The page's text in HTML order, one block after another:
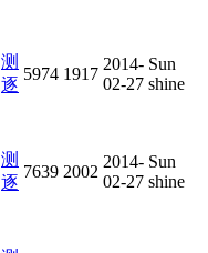
测
逐
5974 1917
2014-
02-27
Sun
shine
测
逐
7639 2002
2014-
02-27
Sun
shine